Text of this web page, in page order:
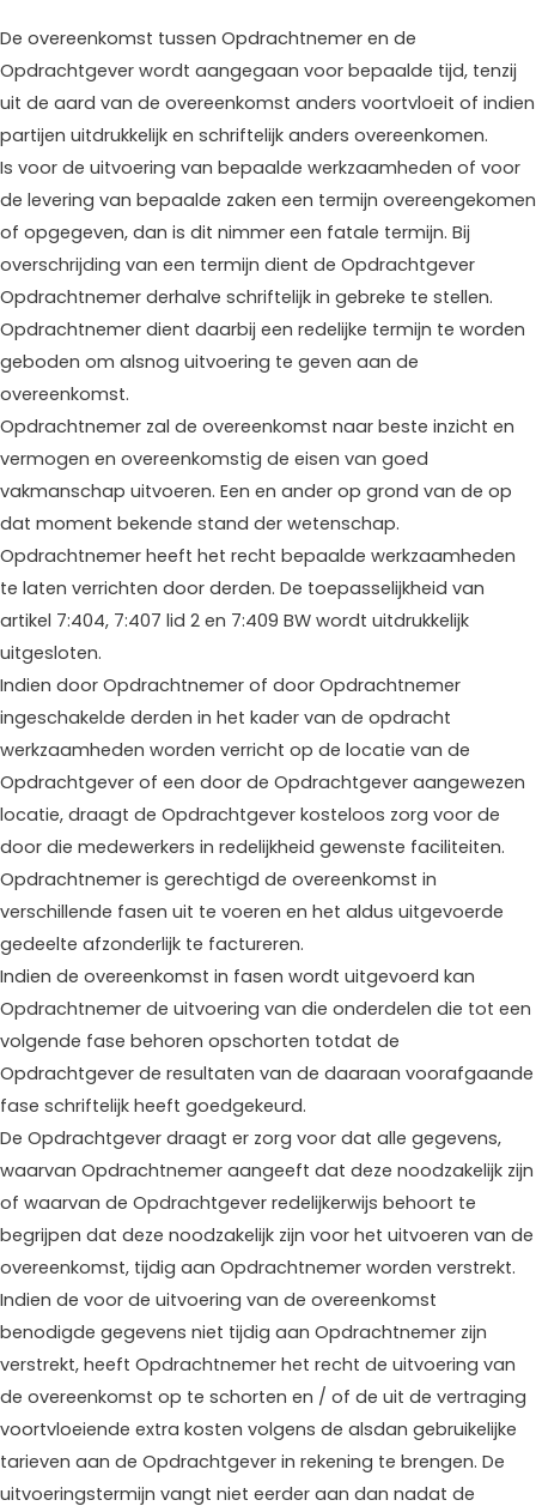
De overeenkomst tussen Opdrachtnemer en de
Opdrachtgever wordt aangegaan voor bepaalde tijd, tenzij
uit de aard van de overeenkomst anders voortvloeit of indien
partijen uitdrukkelijk en schriftelijk anders overeenkomen.
Is voor de uitvoering van bepaalde werkzaamheden of voor
de levering van bepaalde zaken een termijn overeengekomen
of opgegeven, dan is dit nimmer een fatale termijn. Bij
overschrijding van een termijn dient de Opdrachtgever
Opdrachtnemer derhalve schriftelijk in gebreke te stellen.
Opdrachtnemer dient daarbij een redelijke termijn te worden
geboden om alsnog uitvoering te geven aan de
overeenkomst.
Opdrachtnemer zal de overeenkomst naar beste inzicht en
vermogen en overeenkomstig de eisen van goed
vakmanschap uitvoeren. Een en ander op grond van de op
dat moment bekende stand der wetenschap.
Opdrachtnemer heeft het recht bepaalde werkzaamheden
te laten verrichten door derden. De toepasselijkheid van
artikel 7:404, 7:407 lid 2 en 7:409 BW wordt uitdrukkelijk
uitgesloten.
Indien door Opdrachtnemer of door Opdrachtnemer
ingeschakelde derden in het kader van de opdracht
werkzaamheden worden verricht op de locatie van de
Opdrachtgever of een door de Opdrachtgever aangewezen
locatie, draagt de Opdrachtgever kosteloos zorg voor de
door die medewerkers in redelijkheid gewenste faciliteiten.
Opdrachtnemer is gerechtigd de overeenkomst in
verschillende fasen uit te voeren en het aldus uitgevoerde
gedeelte afzonderlijk te factureren.
Indien de overeenkomst in fasen wordt uitgevoerd kan
Opdrachtnemer de uitvoering van die onderdelen die tot een
volgende fase behoren opschorten totdat de
Opdrachtgever de resultaten van de daaraan voorafgaande
fase schriftelijk heeft goedgekeurd.
De Opdrachtgever draagt er zorg voor dat alle gegevens,
waarvan Opdrachtnemer aangeeft dat deze noodzakelijk zijn
of waarvan de Opdrachtgever redelijkerwijs behoort te
begrijpen dat deze noodzakelijk zijn voor het uitvoeren van de
overeenkomst, tijdig aan Opdrachtnemer worden verstrekt.
Indien de voor de uitvoering van de overeenkomst
benodigde gegevens niet tijdig aan Opdrachtnemer zijn
verstrekt, heeft Opdrachtnemer het recht de uitvoering van
de overeenkomst op te schorten en / of de uit de vertraging
voortvloeiende extra kosten volgens de alsdan gebruikelijke
tarieven aan de Opdrachtgever in rekening te brengen. De
uitvoeringstermijn vangt niet eerder aan dan nadat de